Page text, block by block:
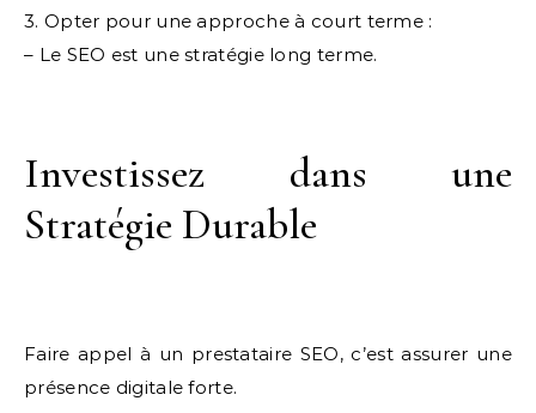
3. Opter pour une approche à court terme :
– Le SEO est une stratégie long terme.
Investissez dans une
Stratégie Durable
Faire appel à un prestataire SEO, c’est assurer une
présence digitale forte.